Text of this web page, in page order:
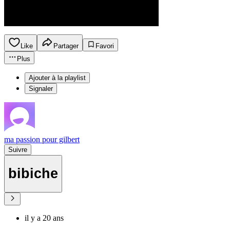
Like Partager
Favori
Plus
Ajouter à la playlist
Signaler
ma passion pour gilbert
Suivre
bibiche
il y a 20 ans